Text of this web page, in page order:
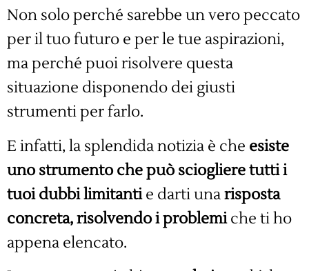
Non solo perché sarebbe un vero peccato
per il tuo futuro e per le tue aspirazioni,
ma perché puoi risolvere questa
situazione disponendo dei giusti
strumenti per farlo.
E infatti, la splendida notizia è che esiste
uno strumento che può sciogliere tutti i
tuoi dubbi limitantie darti unarisposta
concreta, risolvendo i problemiche ti ho
appena elencato.